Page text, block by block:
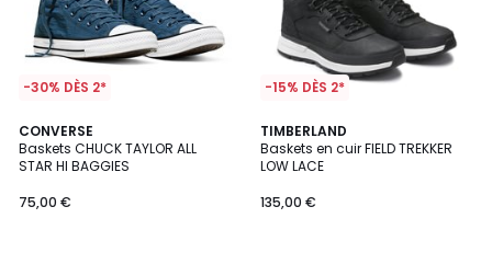
-30% DÈS 2*
CONVERSE
Baskets CHUCK TAYLOR ALL
STAR HI BAGGIES
75,00 €
4,5
/ 5
-15% DÈS 2*
TIMBERLAND
Baskets en cuir FIELD TREKKER
LOW LACE
135,00 €
4,7
/ 5